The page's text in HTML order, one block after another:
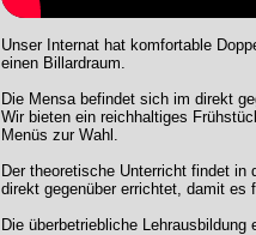
Unser Internat hat komfortable
einen Billardraum.
Die Mensa befindet sich im direkt
Wir bieten ein reichhaltiges
Menüs zur Wahl.
Der theoretische Unterricht findet
direkt gegenüber errichtet, damit
Die überbetriebliche